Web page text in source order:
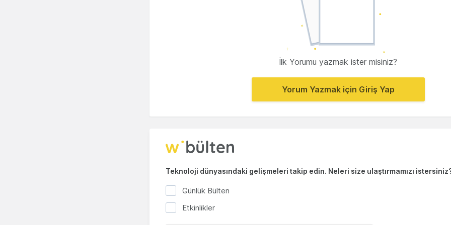
İlk Yorumu yazmak ister misiniz?
Yorum Yazmak için Giriş Yap
Teknoloji dünyasındaki gelişmeleri takip edin. Neleri size ulaştırmamızı
Günlük Bülten
Etkinlikler